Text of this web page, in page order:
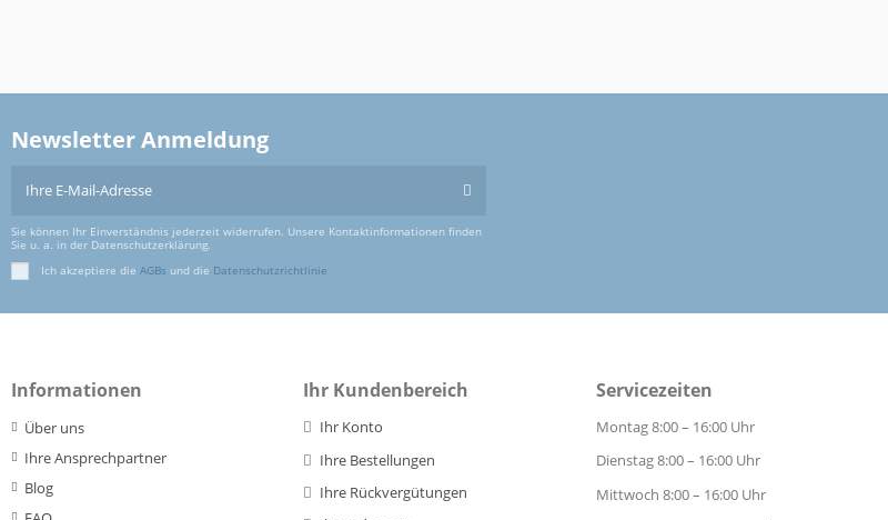
inkl. MwSt.
Zum Produkt
inkl. MwSt.
Zum Produkt
€ 58,50exkl. MwSt.
Zum Produkt
inkl. MwSt.
Zum Produkt
Newsletter Anmeldung
Sie können Ihr Einverständnis jederzeit widerrufen. Unsere Kontaktinformationen finden
Sie u. a. in der Datenschutzerklärung.
Ich akzeptiere die AGBs und die Datenschutzrichtlinie
Informationen
Über uns
Ihre Ansprechpartner
Blog
Ihr Kundenbereich
Ihr Konto
Ihre Bestellungen
Ihre Rückvergütungen
Servicezeiten
Montag 8:00 – 16:00 Uhr
Dienstag 8:00 – 16:00 Uhr
Mittwoch 8:00 – 16:00 Uhr